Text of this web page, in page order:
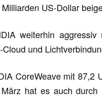
US-Dollar
weiterhin
und
CoreWeave mit 87,2
hat es auch